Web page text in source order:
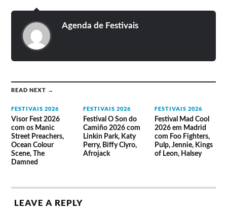
Lineup do Festival 2017
Hercules & Love Affair, The Horrors, Temples,
Suuns, Lori Meyers, Jeremy Jay, Goldfrapp,
Polock, Enric Montefusco, Cala Vento, The
Firefly, Schwarz, Los Nastys, Baywaves,
Airbag, Kokoshca, Holy Bouncer, Her Little
y Atención Tsunami.
Agenda de Festivais
READ NEXT →
FESTIVAIS 2026
Visor Fest 2026
com os Manic
Street Preachers,
Ocean Colour
Scene, The
Damned
FESTIVAIS 2026
Festival O Son do
Camiño 2026 com
Linkin Park, Katy
Perry, Biffy Clyro,
Afrojack
FESTIVAIS 2026
Festival Mad Cool
2026 em Madrid
com Foo Fighters,
Pulp, Jennie, Kings
of Leon, Halsey
LEAVE A REPLY